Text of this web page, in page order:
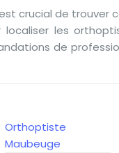
crucial de trouver
les
de
Orthoptiste
Maubeuge